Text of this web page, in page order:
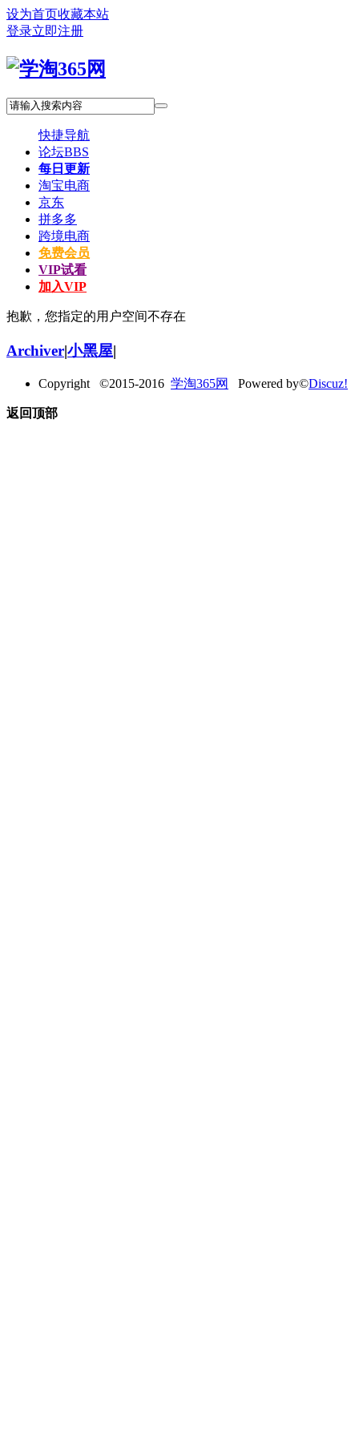
设为首页收藏本站
登录立即注册
快捷导航
论坛BBS
每日更新
淘宝电商
京东
拼多多
跨境电商
免费会员
VIP试看
加入VIP
抱歉，您指定的用户空间不存在
Archiver|小黑屋|
Copyright ©2015-2016 学淘365网 Powered by©Discuz!
返回顶部